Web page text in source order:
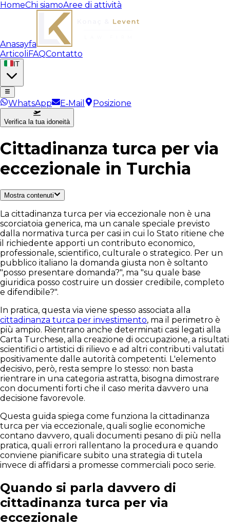
HomeChi siamoAree di attività
Anasayfa
ArticoliFAQContatto
IT
WhatsApp E‑Mail Posizione
Verifica la tua idoneità
Cittadinanza turca per via
eccezionale in Turchia
Mostra contenuti
La cittadinanza turca per via eccezionale non è una
scorciatoia generica, ma un canale speciale previsto
dalla normativa turca per casi in cui lo Stato ritiene che
il richiedente apporti un contributo economico,
professionale, scientifico, culturale o strategico. Per un
pubblico italiano la domanda giusta non è soltanto
"posso presentare domanda?", ma "su quale base
giuridica posso costruire un dossier credibile, completo
e difendibile?".
In pratica, questa via viene spesso associata alla
cittadinanza turca per investimento, ma il perimetro è
più ampio. Rientrano anche determinati casi legati alla
Carta Turchese, alla creazione di occupazione, a risultati
scientifici o artistici di rilievo e ad altri contributi valutati
positivamente dalle autorità competenti. L'elemento
decisivo, però, resta sempre lo stesso: non basta
rientrare in una categoria astratta, bisogna dimostrare
con documenti forti che il caso merita davvero una
decisione favorevole.
Questa guida spiega come funziona la cittadinanza
turca per via eccezionale, quali soglie economiche
contano davvero, quali documenti pesano di più nella
pratica, quali errori rallentano la procedura e quando
conviene pianificare subito una strategia di tutela
invece di affidarsi a promesse commerciali poco serie.
Quando si parla davvero di
cittadinanza turca per via
eccezionale